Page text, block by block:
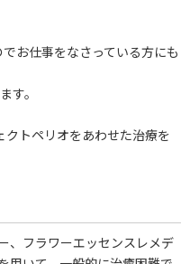
お仕事をなさっている方にも
す。
クトペリオをあわせた治療を
、フラワーエッセンスレメデ